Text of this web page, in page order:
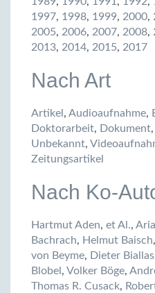
1997, 1998, 1999, 2000,
2005, 2006, 2007, 2008,
2013, 2014, 2015, 2017
Nach Art
Artikel , Audioaufnahme,
Doktorarbeit, Dokument,
Unbekannt,
Zeitungsartikel
Nach Ko-
Hartmut Aden, et Al.,
Bachrach, Helmut Baisch,
von Beyme, Dieter Biallas
Blobel , Volker Böge,
Thomas R. Cusack,